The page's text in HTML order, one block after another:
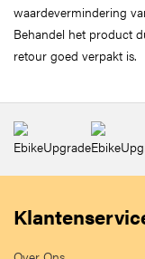
waardevermindering
Behandel het product
retour goed verpakt is.